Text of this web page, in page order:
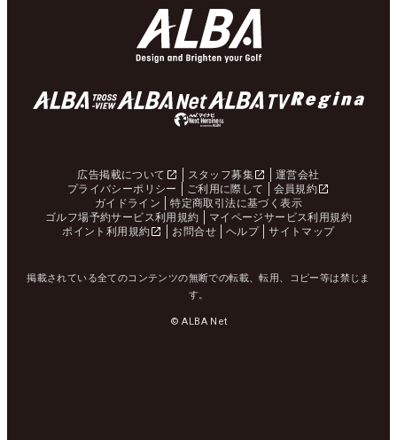
広告掲載について スタッフ募集
運営会社
プライバシーポリシー
ご利用に際して
会員規約
ガイドライン
特定商取引法に基づく表示
ゴルフ場予約サービス利用規約
マイページサービス利用規約
ポイント利用規約
お問合せ ヘルプ サイトマップ
掲載されている全てのコンテンツの無断での転載、転用、コピー等は禁じま
す。
© ALBA Net